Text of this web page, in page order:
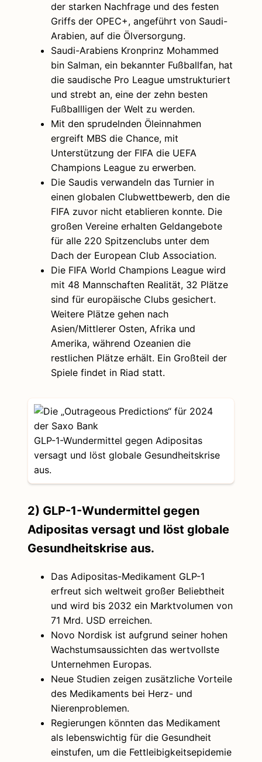
der starken Nachfrage und des festen
Griffs der OPEC+, angeführt von Saudi-
Arabien, auf die Ölversorgung.
Saudi-Arabiens Kronprinz Mohammed
bin Salman, ein bekannter Fußballfan, hat
die saudische Pro League umstrukturiert
und strebt an, eine der zehn besten
Fußballligen der Welt zu werden.
Mit den sprudelnden Öleinnahmen
ergreift MBS die Chance, mit
Unterstützung der FIFA die UEFA
Champions League zu erwerben.
Die Saudis verwandeln das Turnier in
einen globalen Clubwettbewerb, den die
FIFA zuvor nicht etablieren konnte. Die
großen Vereine erhalten Geldangebote
für alle 220 Spitzenclubs unter dem
Dach der European Club Association.
Die FIFA World Champions League wird
mit 48 Mannschaften Realität, 32 Plätze
sind für europäische Clubs gesichert.
Weitere Plätze gehen nach
Asien/Mittlerer Osten, Afrika und
Amerika, während Ozeanien die
restlichen Plätze erhält. Ein Großteil der
Spiele findet in Riad statt.
GLP-1-Wundermittel gegen Adipositas
versagt und löst globale Gesundheitskrise
aus.
2) GLP-1-Wundermittel gegen
Adipositas versagt und löst globale
Gesundheitskrise aus.
Das Adipositas-Medikament GLP-1
erfreut sich weltweit großer Beliebtheit
und wird bis 2032 ein Marktvolumen von
71 Mrd. USD erreichen.
Novo Nordisk ist aufgrund seiner hohen
Wachstumsaussichten das wertvollste
Unternehmen Europas.
Neue Studien zeigen zusätzliche Vorteile
des Medikaments bei Herz- und
Nierenproblemen.
Regierungen könnten das Medikament
als lebenswichtig für die Gesundheit
einstufen, um die Fettleibigkeitsepidemie